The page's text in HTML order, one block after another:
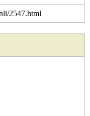
2547.html